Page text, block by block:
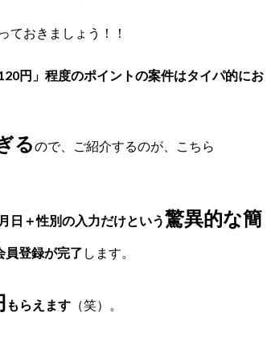
ておきましょう！！
円」程度のポイントの案件はタイパ的にお
るので、ご紹介するのが、こちら
日＋性別の入力だけという驚異的な簡
員登録が完了 します。
もらえます （笑）。